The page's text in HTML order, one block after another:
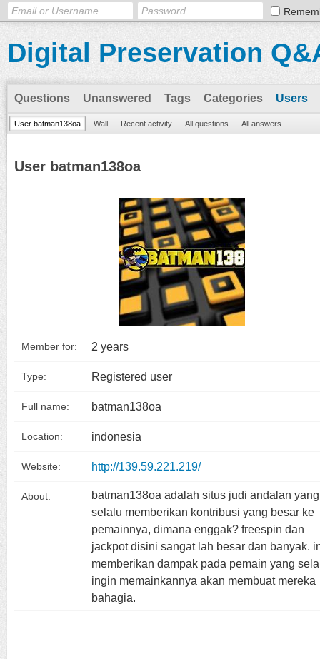
Digital Preservation
Questions Unanswered Tags Categories Users
User batman138oa Wall Recent activity All questions All answers
User batman138oa
Member for: 2 years
Type: Registered user
Full name: batman138oa
Location: indonesia
Website: http://139.59.221.219/
About:
batman138oa adalah situs judi andalan yang
selalu memberikan kontribusi yang besar ke
pemainnya, dimana enggak? freespin dan
jackpot disini sangat lah besar dan banyak.
memberikan dampak pada pemain yang
ingin memainkannya akan membuat mereka
bahagia.